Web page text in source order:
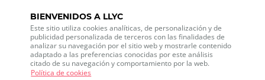
BIENVENIDOS A LLYC
Este sitio utiliza cookies analíticas, de personalización y de
publicidad personalizada de terceros con las finalidades de
analizar su navegación por el sitio web y mostrarle contenido
adaptado a las preferencias conocidas por este análisis
citado de su navegación y comportamiento por la web.
Política de cookies
LLYC © 2026 Todos los derechos reservados
ES EN PT BR
600 Brickell Avenue, Suite 2125 Miami, Florida 33131